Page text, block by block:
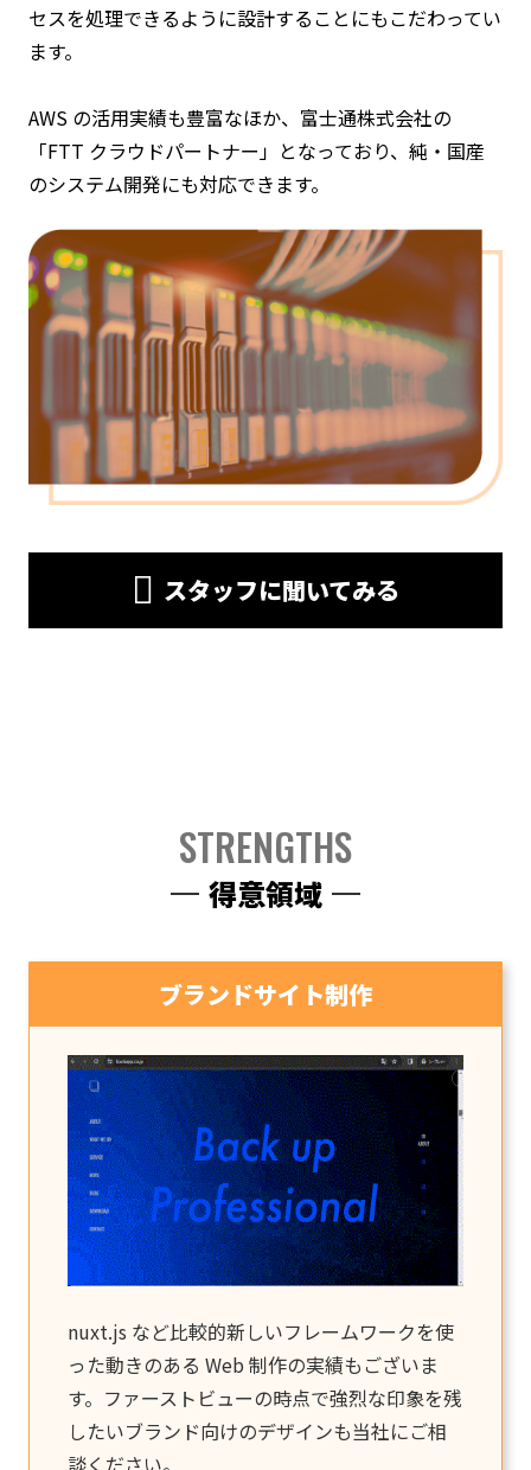
セスを処理できるように設計することにもこだわってい
ます。
AWS の活用実績も豊富なほか、富士通株式会社の
「FTT クラウドパートナー」となっており、純・国産
のシステム開発にも対応できます。
スタッフに聞いてみる
STRENGTHS
得意領域
ブランドサイト制作
nuxt.js など比較的新しいフレームワークを使
った動きのある Web 制作の実績もございま
す。ファーストビューの時点で強烈な印象を残
したいブランド向けのデザインも当社にご相
談ください。